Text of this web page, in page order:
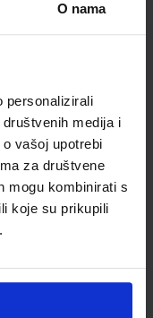
O nama
personalizirali
medija i
vašoj upotrebi
za društvene
mogu kombinirati s
koje su prikupili
SŠ